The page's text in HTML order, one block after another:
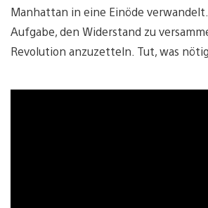
Manhattan in eine Einöde
Aufgabe, den Widerstand zu
Revolution anzuzetteln. Tut, was